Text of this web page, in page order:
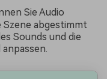
Sie Audio
Szene abgestimmt
Sounds und die